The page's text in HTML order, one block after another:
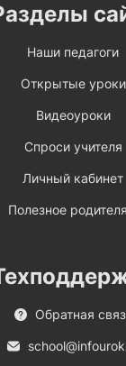
Наши педагоги
Открытые уроки
Видеоуроки
Спроси учителя
Личный кабинет
Полезное
Обратная